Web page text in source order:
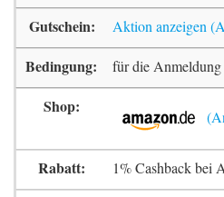
Aktion anzeigen
für die
1% Cashback bei